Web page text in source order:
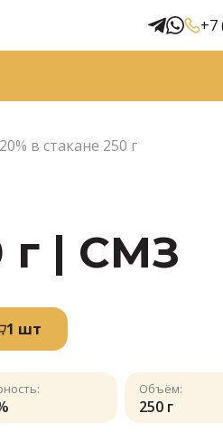
+7
в стакане 250 г
г | СМЗ
1 шт
Объём:
250 г